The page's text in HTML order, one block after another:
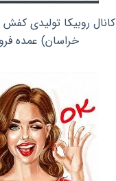
کانال روبیکا تولیدی
خراسان) عمده